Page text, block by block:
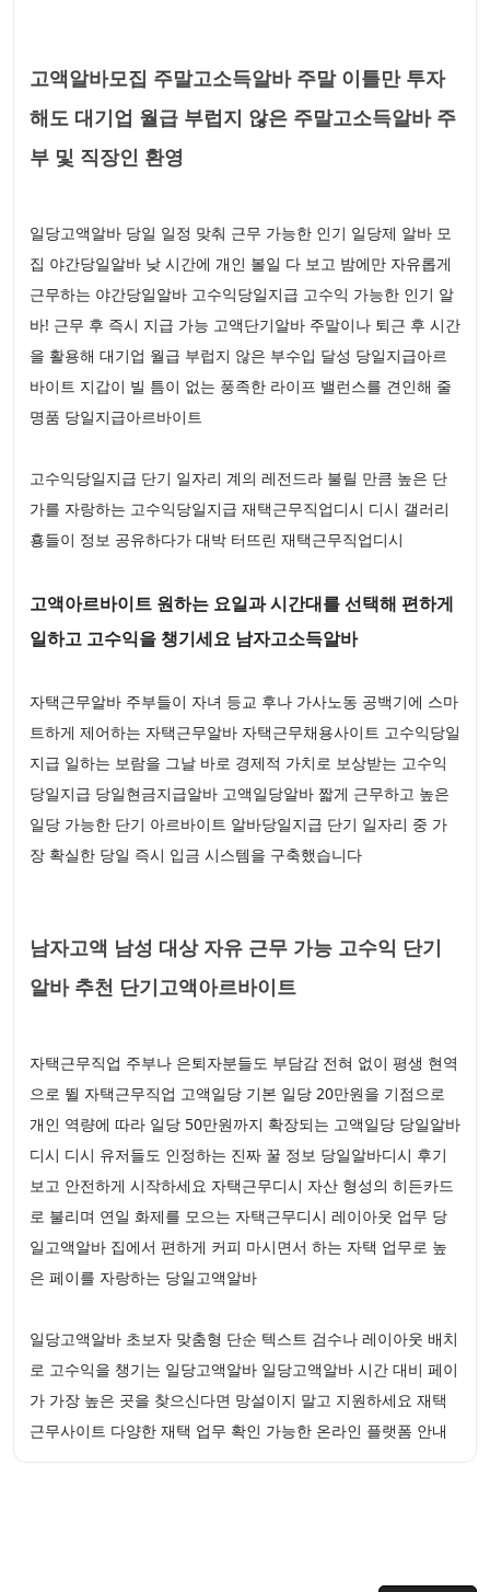
고액알바모집 주말고소득알바 주말 이틀만 투자
해도 대기업 월급 부럽지 않은 주말고소득알바 주
부 및 직장인 환영
일당고액알바 당일 일정 맞춰 근무 가능한 인기 일당제 알바 모
집 야간당일알바 낮 시간에 개인 볼일 다 보고 밤에만 자유롭게
근무하는 야간당일알바 고수익당일지급 고수익 가능한 인기 알
바! 근무 후 즉시 지급 가능 고액단기알바 주말이나 퇴근 후 시간
을 활용해 대기업 월급 부럽지 않은 부수입 달성 당일지급아르
바이트 지갑이 빌 틈이 없는 풍족한 라이프 밸런스를 견인해 줄
명품 당일지급아르바이트
고수익당일지급 단기 일자리 계의 레전드라 불릴 만큼 높은 단
가를 자랑하는 고수익당일지급 재택근무직업디시 디시 갤러리
횽들이 정보 공유하다가 대박 터뜨린 재택근무직업디시
고액아르바이트 원하는 요일과 시간대를 선택해 편하게
일하고 고수익을 챙기세요 남자고소득알바
자택근무알바 주부들이 자녀 등교 후나 가사노동 공백기에 스마
트하게 제어하는 자택근무알바 자택근무채용사이트 고수익당일
지급 일하는 보람을 그날 바로 경제적 가치로 보상받는 고수익
당일지급 당일현금지급알바 고액일당알바 짧게 근무하고 높은
일당 가능한 단기 아르바이트 알바당일지급 단기 일자리 중 가
장 확실한 당일 즉시 입금 시스템을 구축했습니다
남자고액 남성 대상 자유 근무 가능 고수익 단기
알바 추천 단기고액아르바이트
자택근무직업 주부나 은퇴자분들도 부담감 전혀 없이 평생 현역
으로 뛸 자택근무직업 고액일당 기본 일당 20만원을 기점으로
개인 역량에 따라 일당 50만원까지 확장되는 고액일당 당일알바
디시 디시 유저들도 인정하는 진짜 꿀 정보 당일알바디시 후기
보고 안전하게 시작하세요 자택근무디시 자산 형성의 히든카드
로 불리며 연일 화제를 모으는 자택근무디시 레이아웃 업무 당
일고액알바 집에서 편하게 커피 마시면서 하는 자택 업무로 높
은 페이를 자랑하는 당일고액알바
일당고액알바 초보자 맞춤형 단순 텍스트 검수나 레이아웃 배치
로 고수익을 챙기는 일당고액알바 일당고액알바 시간 대비 페이
가 가장 높은 곳을 찾으신다면 망설이지 말고 지원하세요 재택
근무사이트 다양한 재택 업무 확인 가능한 온라인 플랫폼 안내